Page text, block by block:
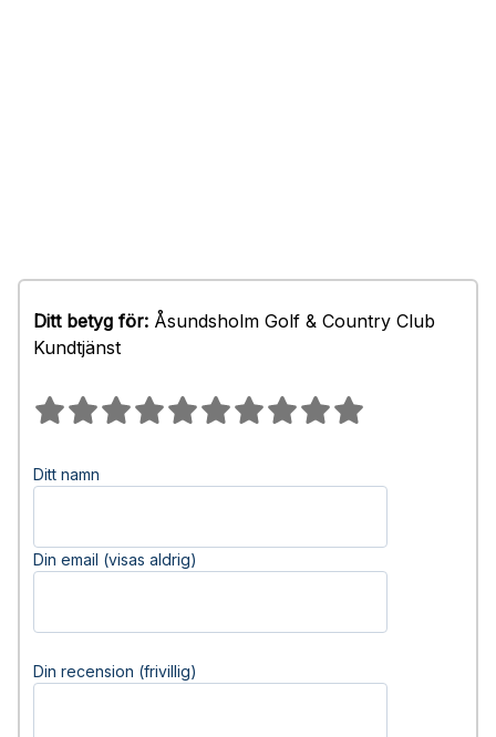
Ditt betyg för: Åsundsholm Golf & Country Club
Kundtjänst
Ditt namn
Din email (visas aldrig)
Din recension (frivillig)